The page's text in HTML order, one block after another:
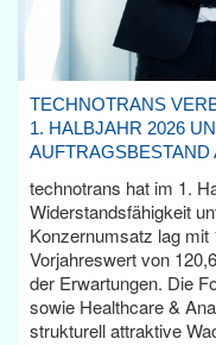
TECHNOTRANS
1. HALBJAHR 2026
AUFTRAGSBESTAND
technotrans hat im 1.
Widerstandsfähigkeit
Konzernumsatz lag mit
Vorjahreswert von
der Erwartungen. Die
sowie Healthcare &
strukturell attraktive